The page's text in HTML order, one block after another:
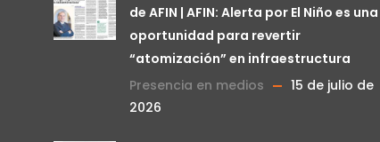
de AFIN | AFIN: Alerta por El Niño es una
oportunidad para revertir
“atomización” en infraestructura
Presencia en medios
15 de julio de
2026